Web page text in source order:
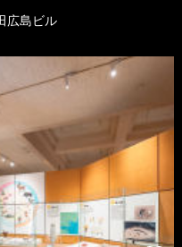
広島ビル